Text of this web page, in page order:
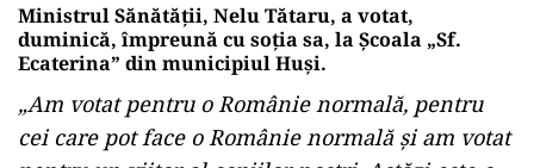
Ministrul Sănătății, Nelu Tătaru, a votat,
duminică, împreună cu soția sa, la Şcoala „Sf.
Ecaterina” din municipiul Huşi.
„Am votat pentru o Românie normală, pentru
cei care pot face o Românie normală şi am votat